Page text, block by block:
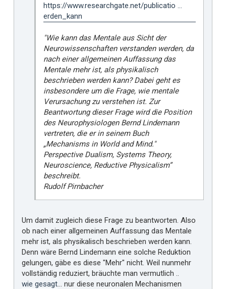
https://www.researchgate.net/publicatio ...
erden_kann
"Wie kann das Mentale aus Sicht der
Neurowissenschaften verstanden werden, da
nach einer allgemeinen Auffassung das
Mentale mehr ist, als physikalisch
beschrieben werden kann? Dabei geht es
insbesondere um die Frage, wie mentale
Verursachung zu verstehen ist. Zur
Beantwortung dieser Frage wird die Position
des Neurophysiologen Bernd Lindemann
vertreten, die er in seinem Buch
„Mechanisms in World and Mind."
Perspective Dualism, Systems Theory,
Neuroscience, Reductive Physicalism”
beschreibt.
Rudolf Pirnbacher
Um damit zugleich diese Frage zu beantworten. Also
ob nach einer allgemeinen Auffassung das Mentale
mehr ist, als physikalisch beschrieben werden kann.
Denn wäre Bernd Lindemann eine solche Reduktion
gelungen, gäbe es diese "Mehr" nicht. Weil nunmehr
vollständig reduziert, bräuchte man vermutlich ..
wie gesagt ... nur diese neuronalen Mechanismen